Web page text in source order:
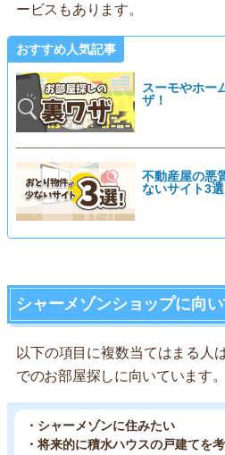
ービスもあります。
おすすめ人気記事
スーモやホー
ザ！
不動産屋の悪
ないサイト3選
シャーメゾンショップに向
以下の項目に複数当てはまる人
でのお部屋探しに向いています。
・シャーメゾンに住みたい
・将来的に積水ハウスの戸建てを